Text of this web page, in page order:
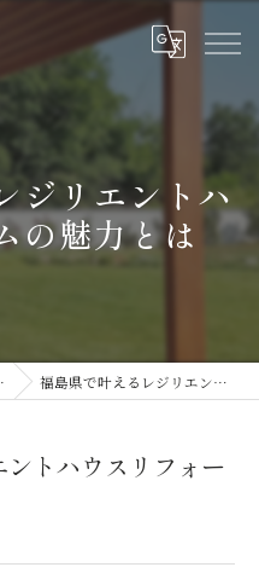
ジリエントハ
の魅力とは
福島県で叶えるレジリエントハウスリフォームの魅力とは
トハウスリフォー